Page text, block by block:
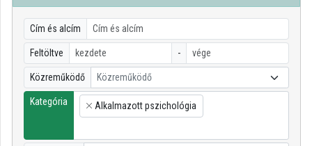
Bejelentkezés
Intézményi felfedezés
Kategóriák
Intézményi listák
Cím és alcím
Feltöltve -
Közreműködő Közreműködő
Kategória
×
Alkalmazott pszichológia